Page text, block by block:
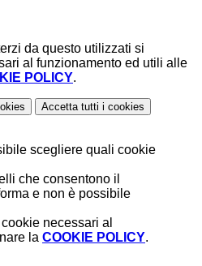
da questo utilizzati si
al funzionamento ed utili alle
POLICY.
Accetta tutti i cookies
scegliere quali cookie
che consentono il
e non è possibile
necessari al
la COOKIE POLICY.